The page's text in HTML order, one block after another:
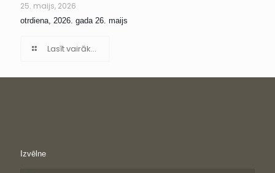
25. maijs, 2026
otrdiena, 2026. gada 26. maijs
Lasīt vairāk...
Izvēlne